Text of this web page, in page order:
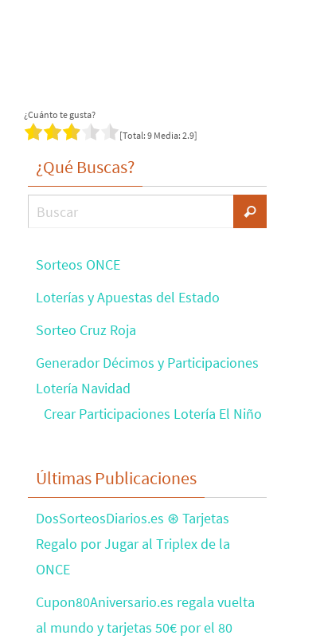
¿Cuánto te gusta?
[Total: 9 Media: 2.9]
¿Qué Buscas?
Sorteos ONCE
Loterías y Apuestas del Estado
Sorteo Cruz Roja
Generador Décimos y Participaciones
Lotería Navidad
Crear Participaciones Lotería El Niño
Últimas Publicaciones
DosSorteosDiarios.es ⊛ Tarjetas
Regalo por Jugar al Triplex de la
ONCE
Cupon80Aniversario.es regala vuelta
al mundo y tarjetas 50€ por el 80